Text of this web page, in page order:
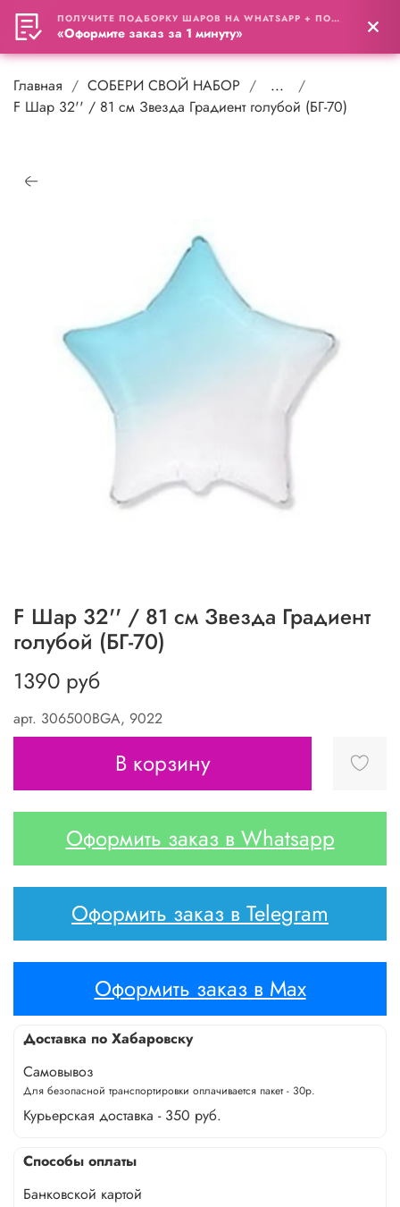
0
Главная СОБЕРИ СВОЙ НАБОР
...
F Шар 32'' / 81 см Звезда Градиент голубой (БГ-70)
арт. 306500BGA, 9022
F Шар 32'' / 81 см Звезда Градиент
голубой (БГ-70)
1390 руб
В корзину
Оформить заказ в Whatsapp
Оформить заказ в Telegram
Оформить заказ в Max
Доставка по Хабаровску
Самовывоз
Для безопасной транспортировки оплачивается пакет - 30р.
Курьерская доставка - 350 руб.
Способы оплаты
Банковской картой
ПОЛУЧИТЕ ПОДБОРКУ ШАРОВ НА WHATSAPP + ПОДАРОК
«Оформите заказ за 1 минуту»